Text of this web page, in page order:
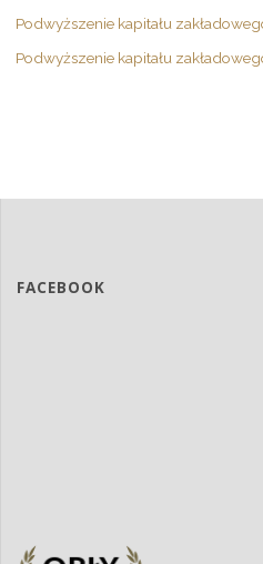
Podwyższenie kapitału
Podwyższenie kapitału
FACEBOOK